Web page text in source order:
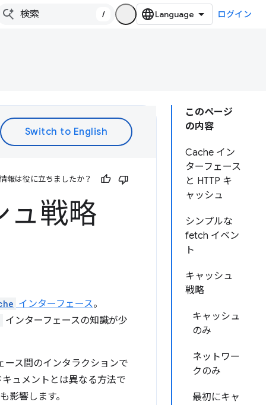
/ ログイン
このページ
の内容
Cache イン
ターフェース
と HTTP キ
ャッシュ
シンプルな
fetch イベン
ト
キャッシュ
戦略
キャッシュ
のみ
ネットワー
クのみ
最初にキャ
報は役に立ちましたか？
ュ戦略
インターフェース。
インターフェースの知識が少
ース間のインタラクションで
ュメントとは異なる方法で
影響します。